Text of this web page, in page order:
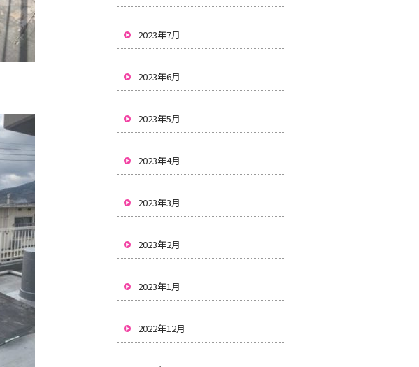
2023年7月
2023年6月
2023年5月
2023年4月
2023年3月
2023年2月
2023年1月
2022年12月